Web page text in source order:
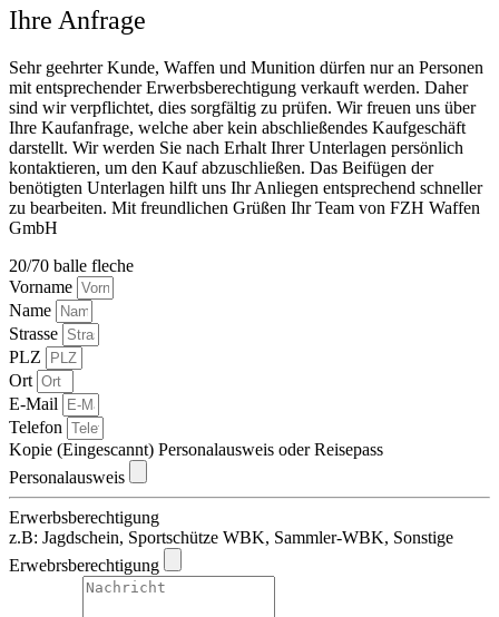
Ihre Anfrage
Sehr geehrter Kunde, Waffen und Munition dürfen nur an Personen
mit entsprechender Erwerbsberechtigung verkauft werden. Daher
sind wir verpflichtet, dies sorgfältig zu prüfen. Wir freuen uns über
Ihre Kaufanfrage, welche aber kein abschließendes Kaufgeschäft
darstellt. Wir werden Sie nach Erhalt Ihrer Unterlagen persönlich
kontaktieren, um den Kauf abzuschließen. Das Beifügen der
benötigten Unterlagen hilft uns Ihr Anliegen entsprechend schneller
zu bearbeiten. Mit freundlichen Grüßen Ihr Team von FZH Waffen
GmbH
20/70 balle fleche
Vorname
Name
Strasse
PLZ
Ort
E-Mail
Telefon
Kopie (Eingescannt) Personalausweis oder Reisepass
Personalausweis
Erwerbsberechtigung
z.B: Jagdschein, Sportschütze WBK, Sammler-WBK, Sonstige
Erwebrsberechtigung